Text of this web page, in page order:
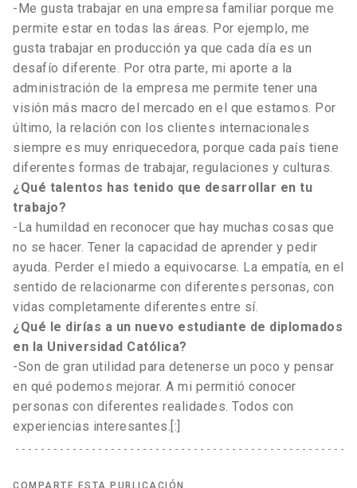
-Me gusta trabajar en una empresa familiar porque me
permite estar en todas las áreas. Por ejemplo, me
gusta trabajar en producción ya que cada día es un
desafío diferente. Por otra parte, mi aporte a la
administración de la empresa me permite tener una
visión más macro del mercado en el que estamos. Por
último, la relación con los clientes internacionales
siempre es muy enriquecedora, porque cada país tiene
diferentes formas de trabajar, regulaciones y culturas.
¿Qué talentos has tenido que desarrollar en tu
trabajo?
-La humildad en reconocer que hay muchas cosas que
no se hacer. Tener la capacidad de aprender y pedir
ayuda. Perder el miedo a equivocarse. La empatía, en el
sentido de relacionarme con diferentes personas, con
vidas completamente diferentes entre sí.
¿Qué le dirías a un nuevo estudiante de diplomados
en la Universidad Católica?
-Son de gran utilidad para detenerse un poco y pensar
en qué podemos mejorar. A mi permitió conocer
personas con diferentes realidades. Todos con
experiencias interesantes.[:]